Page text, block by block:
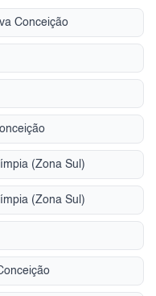
Conceição
(Zona Sul)
(Zona Sul)